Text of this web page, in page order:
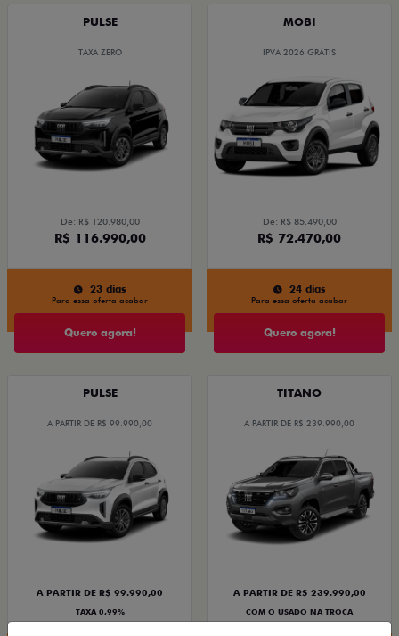
PULSE
TAXA ZERO
De: R$ 120.980,00
R$ 116.990,00
23 dias
Para essa oferta acabar
Quero agora!
MOBI
IPVA 2026 GRÁTIS
De: R$ 85.490,00
R$ 72.470,00
24 dias
Para essa oferta acabar
Quero agora!
PULSE
A PARTIR DE R$ 99.990,00
A PARTIR DE R$ 99.990,00
TAXA 0,99%
TITANO
A PARTIR DE R$ 239.990,00
A PARTIR DE R$ 239.990,00
COM O USADO NA TROCA